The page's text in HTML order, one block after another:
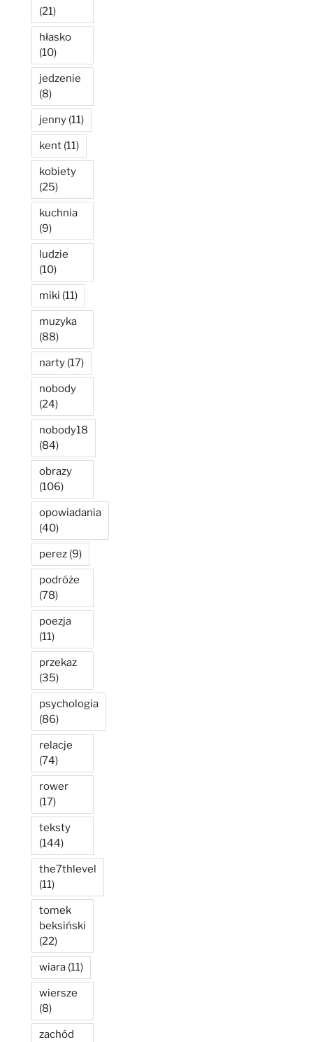
(21)
hłasko
(10)
jedzenie
(8)
jenny (11)
kent (11)
kobiety
(25)
kuchnia
(9)
ludzie
(10)
miki (11)
muzyka
(88)
narty (17)
nobody
(24)
nobody18
(84)
obrazy
(106)
opowiadania
(40)
perez (9)
podróże
(78)
poezja
(11)
przekaz
(35)
psychologia
(86)
relacje
(74)
rower
(17)
teksty
(144)
the7thlevel
(11)
tomek
beksiński
(22)
wiara (11)
wiersze
(8)
zachód